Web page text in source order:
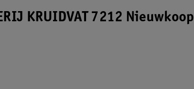
KRUIDVAT 7212 Nieuwkoop